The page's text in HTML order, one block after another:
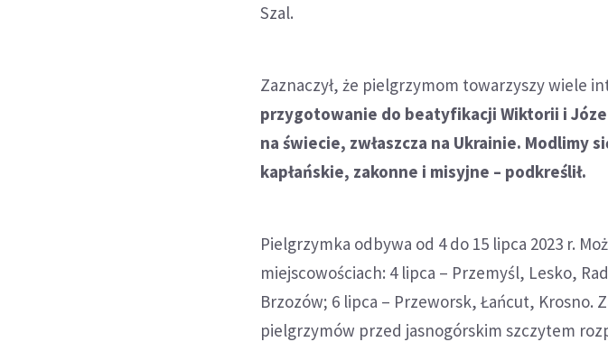
Szal.
Zaznaczył, że pielgrzymom towarzyszy wiele
przygotowanie do beatyfikacji Wiktorii i
na świecie, zwłaszcza na Ukrainie. Modlimy
kapłańskie, zakonne i misyjne – podkreślił.
Pielgrzymka odbywa od 4 do 15 lipca 2023 r.
miejscowościach: 4 lipca – Przemyśl, Lesko,
Brzozów; 6 lipca – Przeworsk, Łańcut, Krosno.
pielgrzymów przed jasnogórskim szczytem